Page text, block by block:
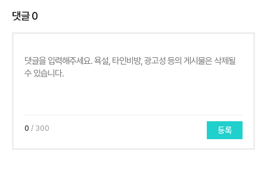
댓글0
0 / 300 등록